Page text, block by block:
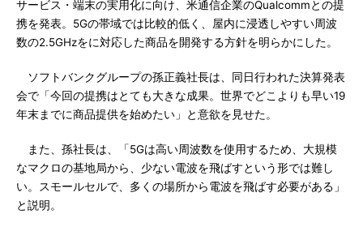
サービス・端末の実用化に向け、米通信企業のQualcommとの提
携を発表。5Gの帯域では比較的低く、屋内に浸透しやすい周波
数の2.5GHzをに対応した商品を開発する方針を明らかにした。
ソフトバンクグループの孫正義社長は、同日行われた決算発表
会で「今回の提携はとても大きな成果。世界でどこよりも早い19
年末までに商品提供を始めたい」と意欲を見せた。
また、孫社長は、「5Gは高い周波数を使用するため、大規模
なマクロの基地局から、少ない電波を飛ばすという形では難し
い。スモールセルで、多くの場所から電波を飛ばす必要がある」
と説明。